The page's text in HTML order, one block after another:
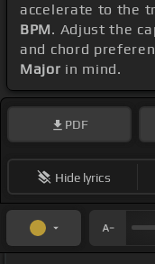
accelerate to the
BPM. Adjust the
and chord
Major in mind.
PDF
Hide lyrics